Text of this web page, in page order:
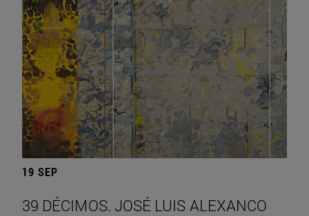
19 SEP
39 DÉCIMOS. JOSÉ LUIS ALEXANCO